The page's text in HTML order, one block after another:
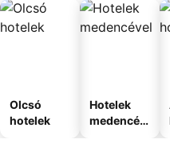
Olcsó
hotelek
Hotelek
medencév